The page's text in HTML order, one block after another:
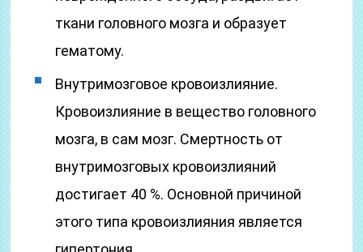
ткани головного мозга и образует
гематому.
Внутримозговое кровоизлияние.
Кровоизлияние в вещество головного
мозга, в сам мозг. Смертность от
внутримозговых кровоизлияний
достигает 40 %. Основной причиной
этого типа кровоизлияния является